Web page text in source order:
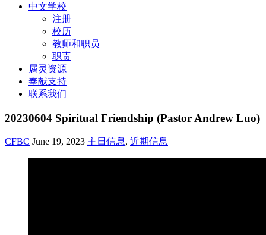
中文学校
注册
校历
教师和职员
职责
属灵资源
奉献支持
联系我们
20230604 Spiritual Friendship (Pastor Andrew Luo)
CFBC June 19, 2023 主日信息, 近期信息